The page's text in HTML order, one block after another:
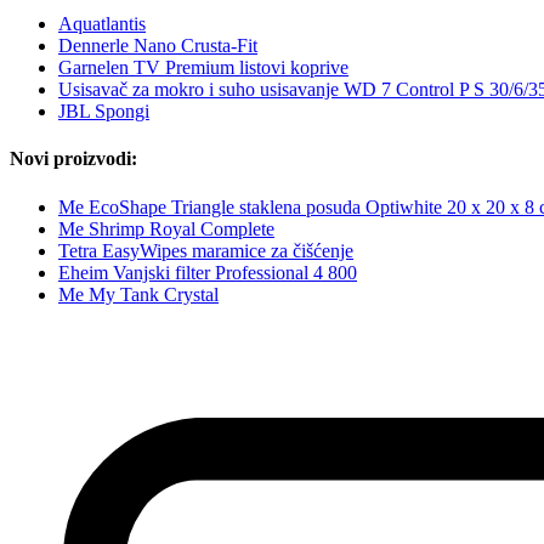
Aquatlantis
Dennerle Nano Crusta-Fit
Garnelen TV Premium listovi koprive
Usisavač za mokro i suho usisavanje WD 7 Control P S 30/6/
JBL Spongi
Novi proizvodi:
Me EcoShape Triangle staklena posuda Optiwhite 20 x 20 x 8
Me Shrimp Royal Complete
Tetra EasyWipes maramice za čišćenje
Eheim Vanjski filter Professional 4 800
Me My Tank Crystal